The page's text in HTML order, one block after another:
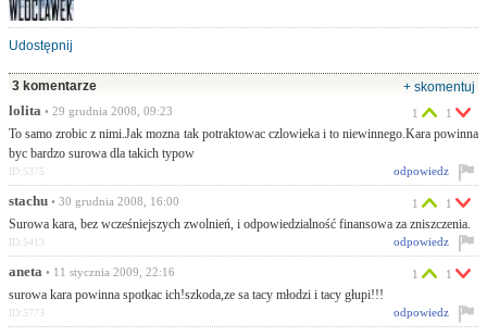
Udostępnij
3 komentarze
+ skomentuj
lolita • 29 grudnia 2008, 09:23
To samo zrobic z nimi.Jak mozna tak potraktowac czlowieka i to niewinnego.Kara powinna
byc bardzo surowa dla takich typow
1 1
odpowiedz
ID:5375
stachu • 30 grudnia 2008, 16:00
Surowa kara, bez wcześniejszych zwolnień, i odpowiedzialność finansowa za zniszczenia.
1 1
odpowiedz
ID:5413
aneta • 11 stycznia 2009, 22:16
surowa kara powinna spotkac ich!szkoda,ze sa tacy młodzi i tacy głupi!!!
1 1
odpowiedz
ID:5773